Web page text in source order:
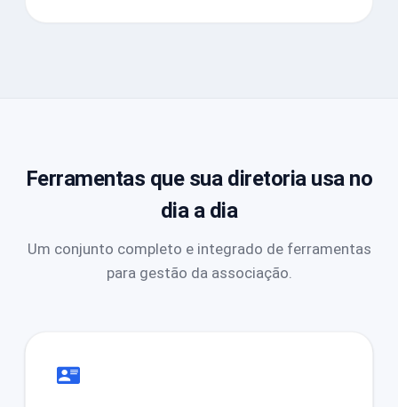
Ferramentas que sua diretoria usa no
dia a dia
Um conjunto completo e integrado de ferramentas
para gestão da associação.